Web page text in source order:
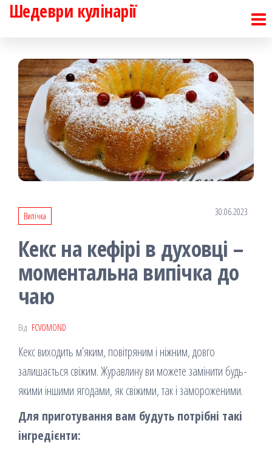
Перейти
Шедеври кулінарії
Випічка 30.06.2023
Кекс на кефірі в духовці –
моментальна випічка до
чаю
Від FCVOMOND
Кекс виходить м’яким, повітряним і ніжним, довго
залишається свіжим. Журавлину ви можете замінити будь-
якими іншими ягодами, як свіжими, так і замороженими.
Для приготування вам будуть потрібні такі
інгредієнти: